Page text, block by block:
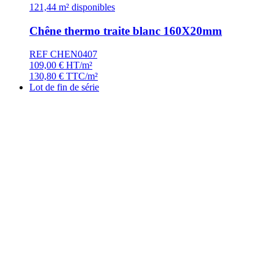
121,44 m² disponibles
Chêne thermo traite blanc 160X20mm
REF CHEN0407
109,00 € HT/m²
130,80 € TTC/m²
Lot de fin de série